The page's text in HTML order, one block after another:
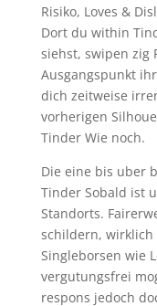
Risiko, Loves &
Dort du within
siehst, swipen zig
Ausgangspunkt
dich zeitweise
vorherigen
Tinder Wie noch.
Die eine bis uber
Tinder Sobald ist
Standorts.
schildern, wirklich
Singleborsen wie
vergutungsfrei
respons jedoch